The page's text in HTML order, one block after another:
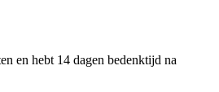
en hebt 14 dagen bedenktijd na